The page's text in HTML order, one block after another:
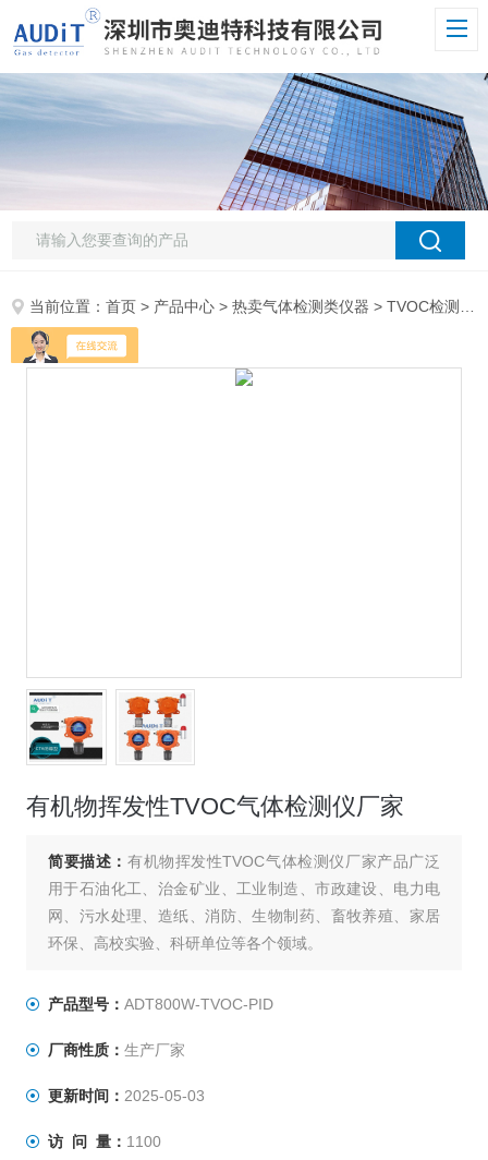
当前位置：首页 > 产品中心 >热卖气体检测类仪器 >TVOC检测仪
有机物挥发性TVOC气体检测仪厂家
简要描述： 有机物挥发性TVOC气体检测仪厂家产品广泛
用于石油化工、治金矿业、工业制造、市政建设、电力电
网、污水处理、造纸、消防、生物制药、畜牧养殖、家居
环保、高校实验、科研单位等各个领域。
产品型号： ADT800W-TVOC-PID
厂商性质： 生产厂家
更新时间： 2025-05-03
访 问 量： 1100